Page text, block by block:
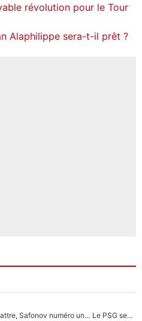
révolution pour le Tour
Alaphilippe sera-t-il prêt ?
Suzuki recruté, Chevalier veut se battre, Safonov numéro un… Le PSG se lance encore dans un gros chantier pour le poste de gardien de but